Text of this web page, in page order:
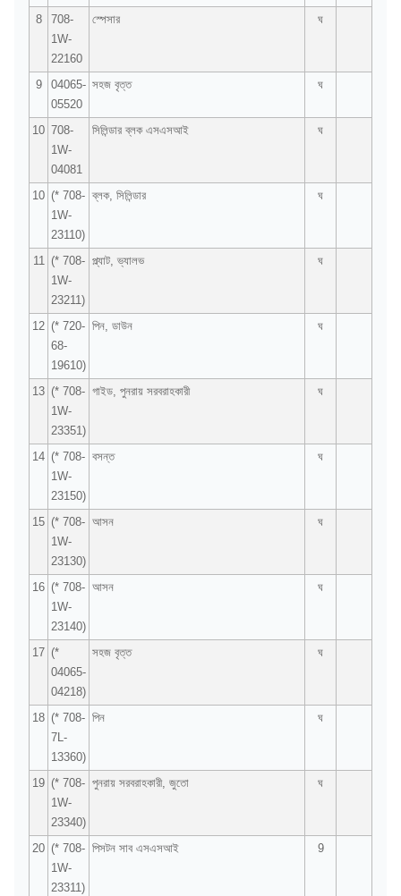
8
708-
1W-
22160
স্পেসার ঘ
9
04065-
05520
সহজ বৃত্ত ঘ
10 708-
1W-
04081
সিলিন্ডার ব্লক এসএসআই ঘ
10 (* 708-
1W-
23110)
ব্লক, সিলিন্ডার ঘ
11 (* 708-
1W-
23211)
প্ল্যাট, ভ্যালভ ঘ
12 (* 720-
68-
19610)
পিন, ডাউন ঘ
13 (* 708-
1W-
23351)
গাইড, পুনরায় সরবরাহকারী ঘ
14 (* 708-
1W-
23150)
বসন্ত ঘ
15 (* 708-
1W-
23130)
আসন ঘ
16 (* 708-
1W-
23140)
আসন ঘ
17 (*
04065-
04218)
সহজ বৃত্ত ঘ
18 (* 708-
7L-
13360)
পিন ঘ
19 (* 708-
1W-
23340)
পুনরায় সরবরাহকারী, জুতো ঘ
20 (* 708-
1W-
23311)
পিসটন সাব এসএসআই 9